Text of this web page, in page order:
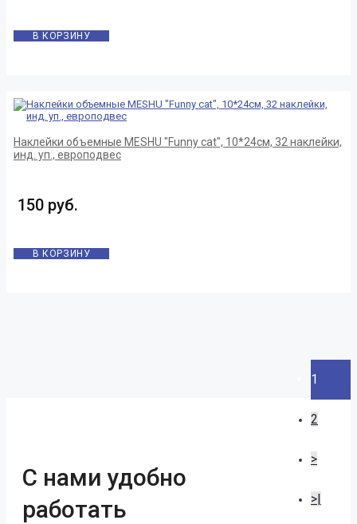
В КОРЗИНУ
Наклейки объемные MESHU "Funny cat", 10*24см, 32 наклейки,
инд. уп., европодвес
150 руб.
В КОРЗИНУ
1
2
>
>|
С нами удобно
работать